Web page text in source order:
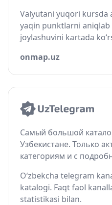
Valyutani yuqori kursda
yaqin punktlarni
joylashuvini kartada
onmap.uz
Самый большой
Узбекистане. Только
категориям и с
O‘zbekcha telegram
katalogi. Faqt faol
statistikasi bilan.